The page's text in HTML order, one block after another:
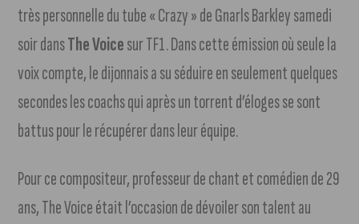
très personnelle du tube « Crazy » de Gnarls Barkley samedi
soir dansThe Voicesur TF1. Dans cette émission où seule la
voix compte, le dijonnais a su séduire en seulement quelques
secondes les coachs qui après un torrent d’éloges se sont
battus pour le récupérer dans leur équipe.
Pour ce compositeur, professeur de chant et comédien de 29
ans, The Voice était l’occasion de dévoiler son talent au